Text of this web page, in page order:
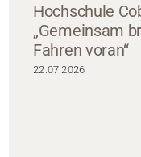
Hochschule
„Gemeinsam
Fahren voran“
22.07.2026